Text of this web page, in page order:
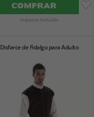
COMPRAR
Imposto Incluído
Disfarce de Fidalgo para Adulto